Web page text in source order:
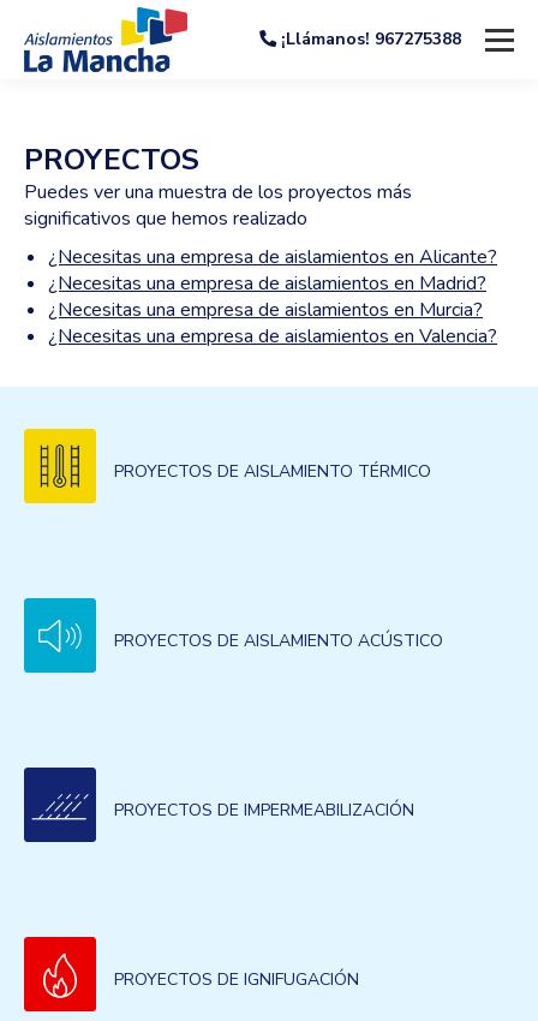
¡Llámanos! 967275388
PROYECTOS
Puedes ver una muestra de los proyectos más
significativos que hemos realizado
¿Necesitas una empresa de aislamientos en Alicante?
¿Necesitas una empresa de aislamientos en Madrid?
¿Necesitas una empresa de aislamientos en Murcia?
¿Necesitas una empresa de aislamientos en Valencia?
PROYECTOS DE AISLAMIENTO TÉRMICO
PROYECTOS DE AISLAMIENTO ACÚSTICO
PROYECTOS DE IMPERMEABILIZACIÓN
PROYECTOS DE IGNIFUGACIÓN